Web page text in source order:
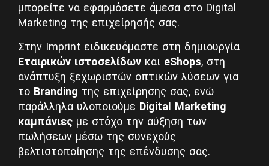
μπορείτε να εφαρμόσετε άμεσα στο Digital
Marketing της επιχείρησής σας.
Στην Imprint ειδικευόμαστε στη δημιουργία
Εταιρικών ιστοσελίδων και eShops, στη
ανάπτυξη ξεχωριστών οπτικών λύσεων για
το Branding της επιχείρησης σας, ενώ
παράλληλα υλοποιούμε Digital Marketing
καμπάνιες με στόχο την αύξηση των
πωλήσεων μέσω της συνεχούς
βελτιστοποίησης της επένδυσης σας.